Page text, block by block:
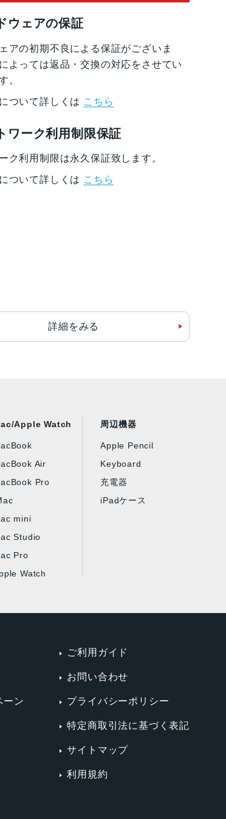
ウェアの保証
アの初期不良による保証がございま
よっては返品・交換の対応をさせてい
。
ついて詳しくは こちら
ワーク利用制限保証
ク利用制限は永久保証致します。
ついて詳しくは こちら
詳細をみる
Apple Watch
Air
Pro
mini
Studio
Pro
Watch
周辺機器
Apple Pencil
Keyboard
充電器
iPadケース
ーン
ご利用ガイド
お問い合わせ
プライバシーポリシー
特定商取引法に基づく表記
サイトマップ
利用規約